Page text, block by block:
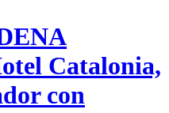
Catalonia,
con